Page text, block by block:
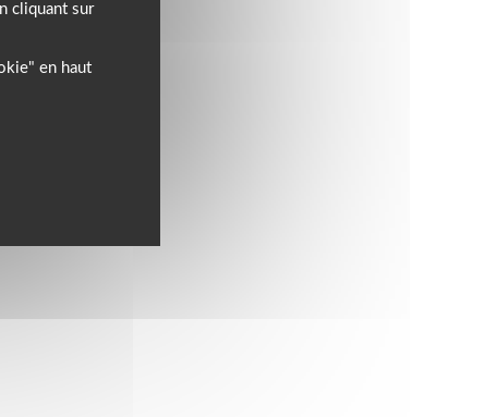
cliquant sur
en haut